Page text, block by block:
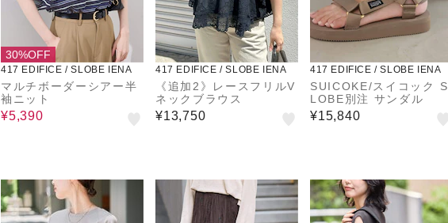
30%OFF
417 EDIFICE / SLOBE IENA
マルチボーダーシアー半
袖ニット
¥5,390
417 EDIFICE / SLOBE IENA
《追加2》レースフリルV
ネックブラウス
¥13,750
417 EDIFICE / SLOBE IENA
SUICOKE/スイコック S
LOBE別注 サンダル
¥15,840